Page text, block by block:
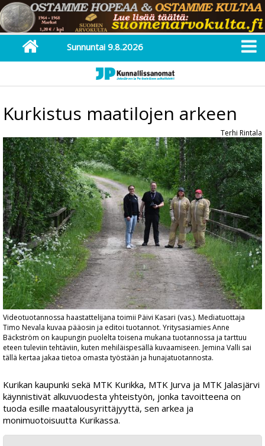
Sunnuntai 9.8.2026
Kurkistus maatilojen arkeen
Videotuotannossa haastattelijana toimii Päivi Kasari (vas.). Mediatuottaja
Timo Nevala kuvaa pääosin ja editoi tuotannot. Yritysasiamies Anne
Bäckström on kaupungin puolelta toisena mukana tuotannossa ja tarttuu
eteen tuleviin tehtäviin, kuten mehiläispesällä kuvaamiseen. Jemina Valli sai
tällä kertaa jakaa tietoa omasta työstään ja hunajatuotannosta.
Terhi Rintala
Kurikan kaupunki sekä MTK Kurikka, MTK Jurva ja MTK Jalasjärvi
käynnistivät alkuvuodesta yhteistyön, jonka tavoitteena on
tuoda esille maatalousyrittäjyyttä, sen arkea ja
monimuotoisuutta Kurikassa.